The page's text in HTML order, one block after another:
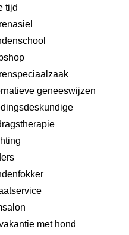
tijd
geneeswijzen
met hond